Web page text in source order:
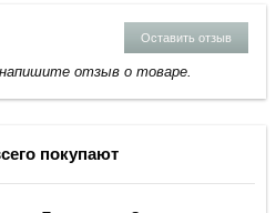
Оставить отзыв
отзыв о товаре.
покупают